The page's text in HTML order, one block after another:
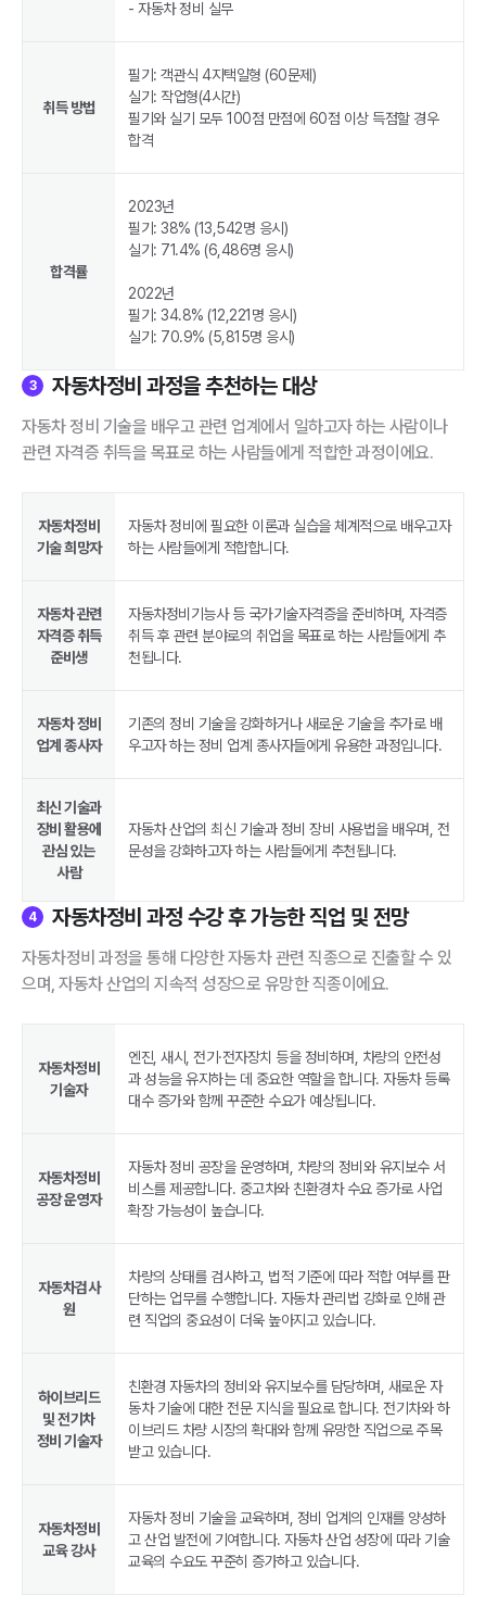
- 자동차 정비 실무
취득 방법
필기: 객관식 4지택일형 (60문제)
실기: 작업형(4시간)
필기와 실기 모두 100점 만점에 60점 이상 득점할 경우
합격
합격률
2023년
필기: 38% (13,542명 응시)
실기: 71.4% (6,486명 응시)
2022년
필기: 34.8% (12,221명 응시)
실기: 70.9% (5,815명 응시)
3 자동차정비 과정을 추천하는 대상
자동차 정비 기술을 배우고 관련 업계에서 일하고자 하는 사람이나
관련 자격증 취득을 목표로 하는 사람들에게 적합한 과정이에요.
자동차정비
기술 희망자
자동차 정비에 필요한 이론과 실습을 체계적으로 배우고자
하는 사람들에게 적합합니다.
자동차 관련
자격증 취득
준비생
자동차정비기능사 등 국가기술자격증을 준비하며, 자격증
취득 후 관련 분야로의 취업을 목표로 하는 사람들에게 추
천됩니다.
자동차 정비
업계 종사자
기존의 정비 기술을 강화하거나 새로운 기술을 추가로 배
우고자 하는 정비 업계 종사자들에게 유용한 과정입니다.
최신 기술과
장비 활용에
관심 있는
사람
자동차 산업의 최신 기술과 정비 장비 사용법을 배우며, 전
문성을 강화하고자 하는 사람들에게 추천됩니다.
4 자동차정비 과정 수강 후 가능한 직업 및 전망
자동차정비 과정을 통해 다양한 자동차 관련 직종으로 진출할 수 있
으며, 자동차 산업의 지속적 성장으로 유망한 직종이에요.
자동차정비
기술자
엔진, 새시, 전기·전자장치 등을 정비하며, 차량의 안전성
과 성능을 유지하는 데 중요한 역할을 합니다. 자동차 등록
대수 증가와 함께 꾸준한 수요가 예상됩니다.
자동차정비
공장 운영자
자동차 정비 공장을 운영하며, 차량의 정비와 유지보수 서
비스를 제공합니다. 중고차와 친환경차 수요 증가로 사업
확장 가능성이 높습니다.
자동차검사
원
차량의 상태를 검사하고, 법적 기준에 따라 적합 여부를 판
단하는 업무를 수행합니다. 자동차 관리법 강화로 인해 관
련 직업의 중요성이 더욱 높아지고 있습니다.
하이브리드
및 전기차
정비 기술자
친환경 자동차의 정비와 유지보수를 담당하며, 새로운 자
동차 기술에 대한 전문 지식을 필요로 합니다. 전기차와 하
이브리드 차량 시장의 확대와 함께 유망한 직업으로 주목
받고 있습니다.
자동차정비
교육 강사
자동차 정비 기술을 교육하며, 정비 업계의 인재를 양성하
고 산업 발전에 기여합니다. 자동차 산업 성장에 따라 기술
교육의 수요도 꾸준히 증가하고 있습니다.